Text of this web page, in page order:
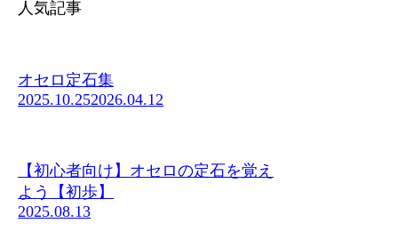
人気記事
オセロ定石集
2025.10.252026.04.12
【初心者向け】オセロの定石を覚え
よう【初歩】
2025.08.13